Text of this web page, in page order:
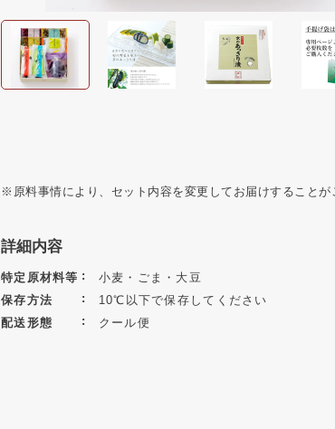
※原料事情により、セット内容を変更してお届けすることが
詳細内容
特定原材料等
小麦・ごま・大豆
保存方法
10℃以下で保存してください
配送形態
クール便